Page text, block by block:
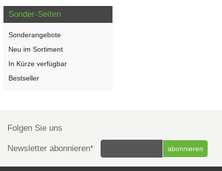
Sonder-Seiten
Sonderangebote
Neu im Sortiment
In Kürze verfügbar
Bestseller
Folgen Sie uns
Newsletter abonnieren*